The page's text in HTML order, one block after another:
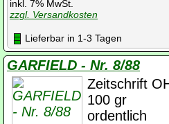
inkl. 7% MwSt.
zzgl. Versandkosten
Lieferbar in 1-3 Tagen
GARFIELD - Nr. 8/88
Zeitschrift
100 gr
ordentlich